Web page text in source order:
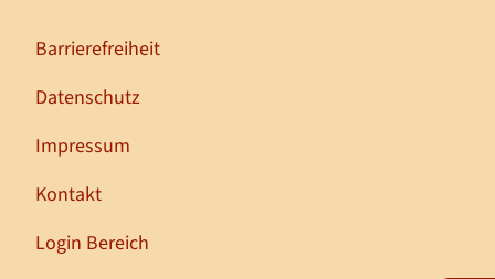
Barrierefreiheit
Datenschutz
Impressum
Kontakt
Login Bereich